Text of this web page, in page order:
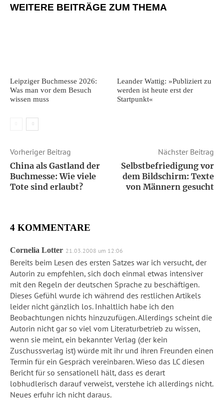
WEITERE BEITRÄGE ZUM THEMA
Leipziger Buchmesse 2026:
Was man vor dem Besuch
wissen muss
Leander Wattig: »Publiziert zu
werden ist heute erst der
Startpunkt«
Vorheriger Beitrag
China als Gastland der
Buchmesse: Wie viele
Tote sind erlaubt?
Nächster Beitrag
Selbstbefriedigung vor
dem Bildschirm: Texte
von Männern gesucht
4 KOMMENTARE
Cornelia Lotter 21.03.2008 um 12:06
Bereits beim Lesen des ersten Satzes war ich versucht, der
Autorin zu empfehlen, sich doch einmal etwas intensiver
mit den Regeln der deutschen Sprache zu beschäftigen.
Dieses Gefühl wurde ich während des restlichen Artikels
leider nicht gänzlich los. Inhaltlich habe ich den
Beobachtungen nichts hinzuzufügen. Allerdings scheint die
Autorin nicht gar so viel vom Literaturbetrieb zu wissen,
wenn sie meint, ein bekannter Verlag (der kein
Zuschussverlag ist) würde mit ihr und ihren Freunden einen
Termin für ein Gespräch vereinbaren. Wieso das LC diesen
Bericht für so sensationell hält, dass es derart
lobhudlerisch darauf verweist, verstehe ich allerdings nicht.
Neues erfuhr ich nicht daraus.